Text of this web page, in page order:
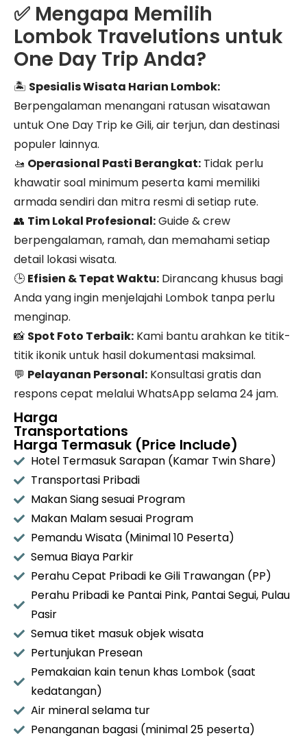
✅ Mengapa Memilih
Lombok Travelutions untuk
One Day Trip Anda?
🏝️ Spesialis Wisata Harian Lombok:
Berpengalaman menangani ratusan wisatawan
untuk One Day Trip ke Gili, air terjun, dan destinasi
populer lainnya.
🚤 Operasional Pasti Berangkat: Tidak perlu
khawatir soal minimum peserta kami memiliki
armada sendiri dan mitra resmi di setiap rute.
👥 Tim Lokal Profesional:Guide & crew
berpengalaman, ramah, dan memahami setiap
detail lokasi wisata.
🕒 Efisien & Tepat Waktu: Dirancang khusus bagi
Anda yang ingin menjelajahi Lombok tanpa perlu
menginap.
📸 Spot Foto Terbaik: Kami bantu arahkan ke titik-
titik ikonik untuk hasil dokumentasi maksimal.
💬 Pelayanan Personal: Konsultasi gratis dan
respons cepat melalui WhatsApp selama 24 jam.
Harga
Transportations
Harga Termasuk (Price Include)
Hotel Termasuk Sarapan (Kamar Twin Share)
Transportasi Pribadi
Makan Siang sesuai Program
Makan Malam sesuai Program
Pemandu Wisata (Minimal 10 Peserta)
Semua Biaya Parkir
Perahu Cepat Pribadi ke Gili Trawangan (PP)
Perahu Pribadi ke Pantai Pink, Pantai Segui, Pulau
Pasir
Semua tiket masuk objek wisata
Pertunjukan Presean
Pemakaian kain tenun khas Lombok (saat
kedatangan)
Air mineral selama tur
Penanganan bagasi (minimal 25 peserta)